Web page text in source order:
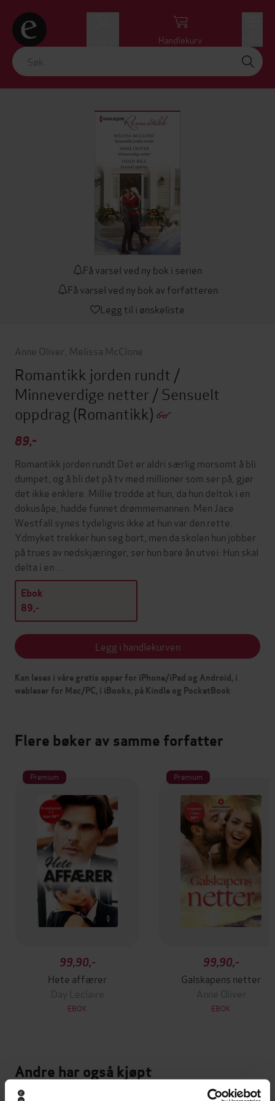
Handlekurv
Få varsel ved ny bok i serien
Få varsel ved ny bok av forfatteren
Legg til i ønskeliste
Anne Oliver Melissa McClone
Romantikk jorden rundt /
Minneverdige netter / Sensuelt
oppdrag (Romantikk)
89,-
Romantikk jorden rundt Det er aldri særlig morsomt å bli
dumpet, og å bli det på tv med millioner som ser på, gjør
det ikke enklere. Millie trodde at hun, da hun deltok i en
dokusåpe, hadde funnet drømmemannen. Men Jace
Westfall synes tydeligvis ikke at hun var den rette.
Ydmyket trekker hun seg bort, men da skolen hun jobber
på trues av nedskjæringer, ser hun bare ån utvei: Hun skal
delta i en …
Ebok
89,-
Legg i handlekurven
Kan leses i våre gratis apper for iPhone/iPad og Android, i
webleser for Mac/PC, i iBooks, på Kindle og PocketBook
Flere bøker av samme forfatter
Premium
99,90,-
Hete affærer
Day Leclaire
EBOK
Premium
99,90,-
Galskapens netter
Anne Oliver
EBOK
Andre har også kjøpt